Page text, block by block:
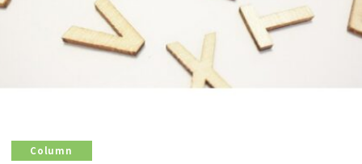
Column